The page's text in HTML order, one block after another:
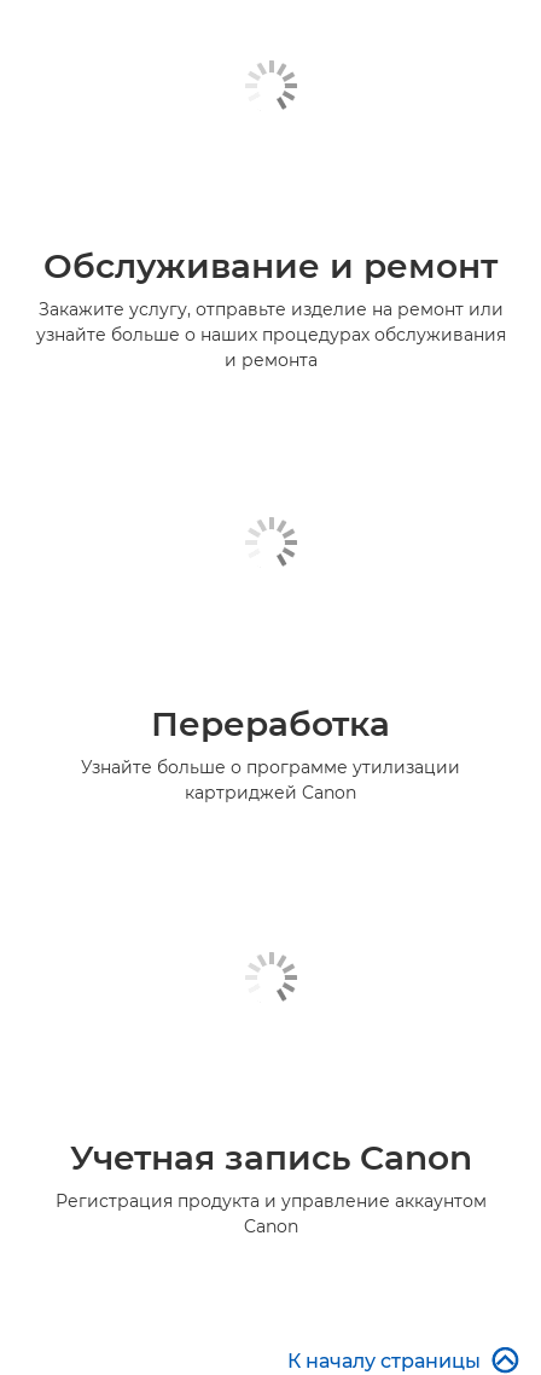
Обслуживание и ремонт
Закажите услугу, отправьте изделие на ремонт или
узнайте больше о наших процедурах обслуживания
и ремонта
Переработка
Узнайте больше о программе утилизации
картриджей Canon
Учетная запись Canon
Регистрация продукта и управление аккаунтом
Canon
К началу страницы 